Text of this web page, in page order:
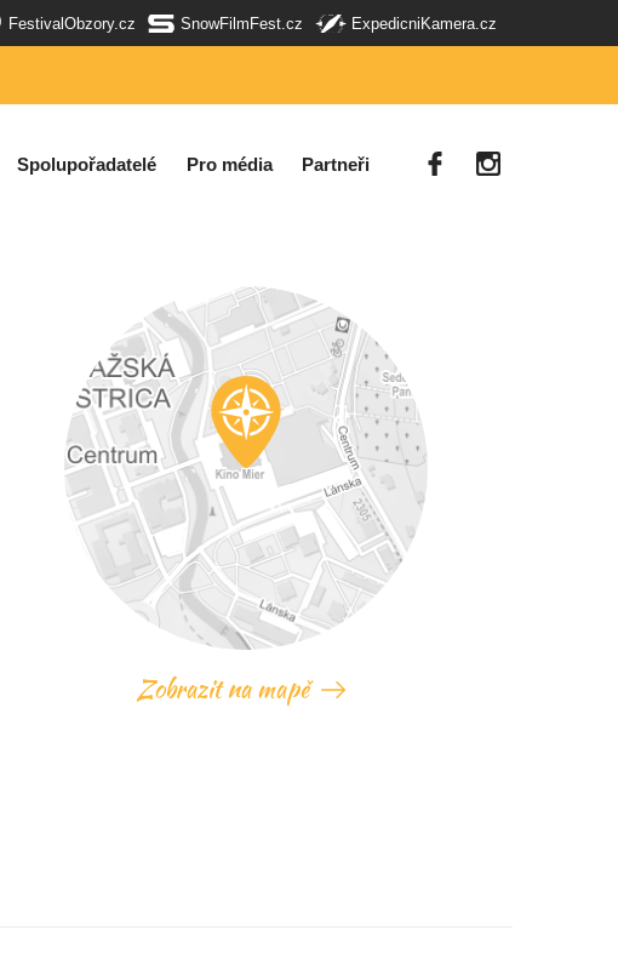
FestivalObzory.cz SnowFilmFest.cz ExpedicniKamera.cz
Spolupořadatelé Pro média Partneři
Zobrazit na mapě